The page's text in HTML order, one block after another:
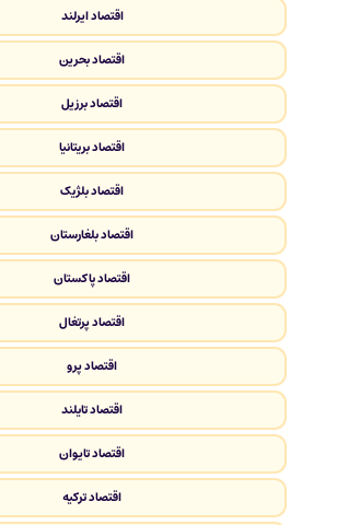
اقتصاد ایرلند
اقتصاد بحرین
اقتصاد برزیل
اقتصاد بریتانیا
اقتصاد بلژیک
اقتصاد بلغارستان
اقتصاد پاکستان
اقتصاد پرتغال
اقتصاد پرو
اقتصاد تایلند
اقتصاد تایوان
اقتصاد ترکیه